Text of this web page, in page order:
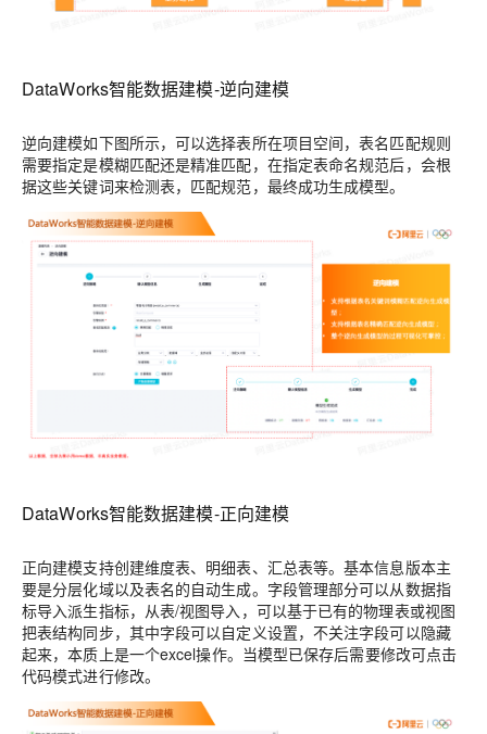
DataWorks智能数据建模-逆向建模
逆向建模如下图所示，可以选择表所在项目空间，表名匹配规则
需要指定是模糊匹配还是精准匹配，在指定表命名规范后，会根
据这些关键词来检测表，匹配规范，最终成功生成模型。
DataWorks智能数据建模-正向建模
正向建模支持创建维度表、明细表、汇总表等。基本信息版本主
要是分层化域以及表名的自动生成。字段管理部分可以从数据指
标导入派生指标，从表/视图导入，可以基于已有的物理表或视图
把表结构同步，其中字段可以自定义设置，不关注字段可以隐藏
起来，本质上是一个excel操作。当模型已保存后需要修改可点击
代码模式进行修改。